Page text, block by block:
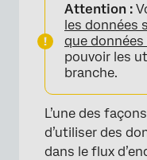
Attention :
les données
que
pouvoir les
branche.
L’une des
d’utiliser des
dans le flux